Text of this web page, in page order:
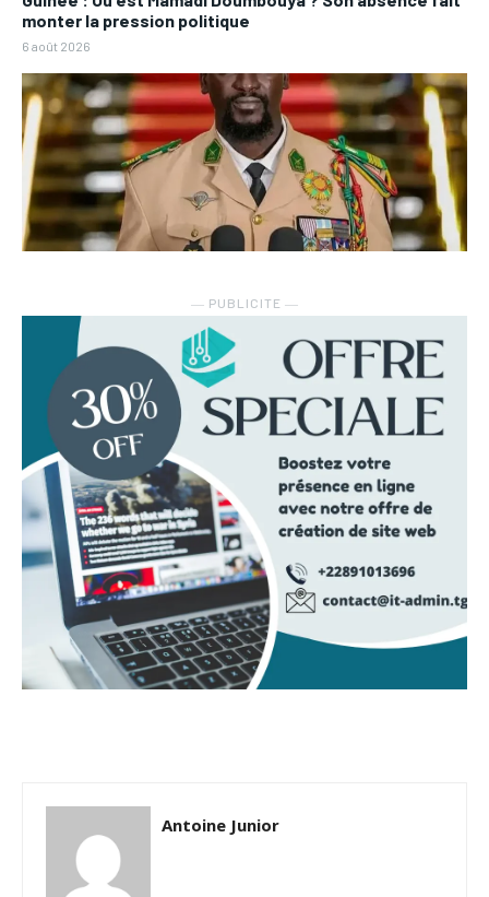
monter la pression politique
6 août 2026
― PUBLICITE ―
Antoine Junior